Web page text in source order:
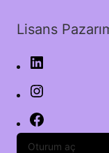
Lisans
Oturum aç